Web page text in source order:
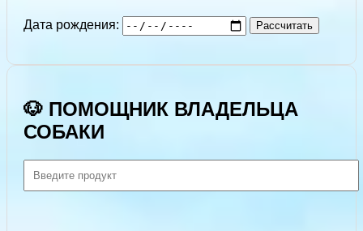
Дата рождения: Рассчитать
🐶 ПОМОЩНИК ВЛАДЕЛЬЦА
СОБАКИ